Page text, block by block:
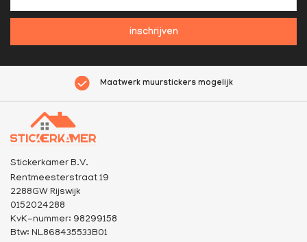
inschrijven
Maatwerk muurstickers mogelijk
Stickerkamer B.V.
Rentmeesterstraat 19
2288GW Rijswijk
0152024288
KvK-nummer: 98299158
Btw: NL868435533B01